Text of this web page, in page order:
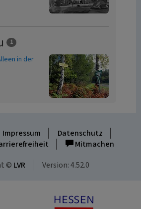
1
in der
Impressum
Datenschutz
Mitmachen
© LVR Version: 4.52.0